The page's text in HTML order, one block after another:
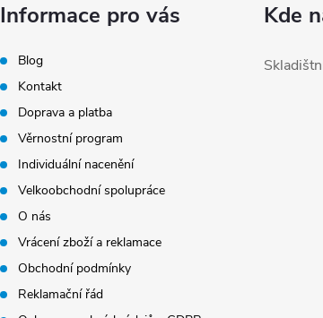
Informace pro vás
Blog
Kontakt
Doprava a platba
Věrnostní program
Individuální nacenění
Velkoobchodní spolupráce
O nás
Vrácení zboží a reklamace
Obchodní podmínky
Reklamační řád
Kde